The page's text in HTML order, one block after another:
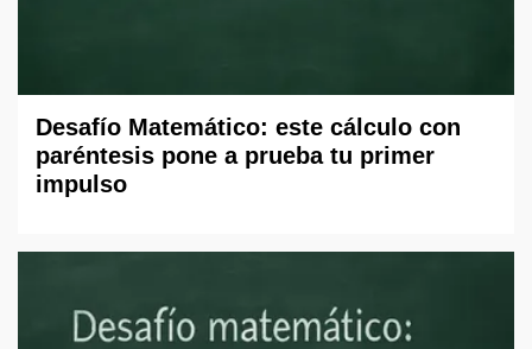
Desafío Matemático: este cálculo con
paréntesis pone a prueba tu primer
impulso